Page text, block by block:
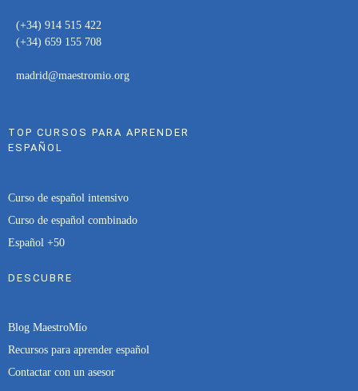
(+34) 914 515 422
(+34) 659 155 708
madrid@maestromio.org
TOP CURSOS PARA APRENDER
ESPAÑOL
Curso de español intensivo
Curso de español combinado
Español +50
DESCUBRE
Blog MaestroMío
Recursos para aprender español
Contactar con un asesor